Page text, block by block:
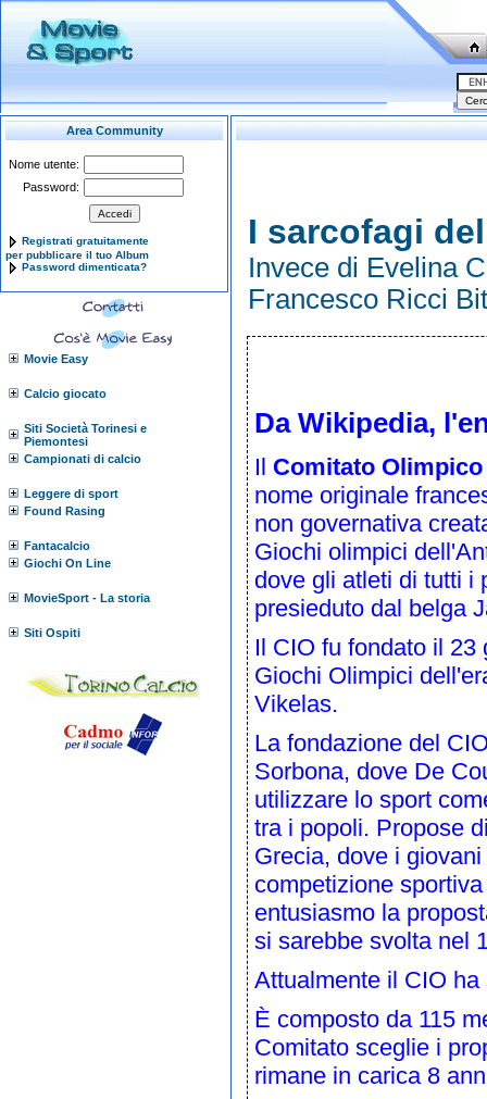
Area Community
Nome utente:
Password:
Registrati gratuitamente
per pubblicare il tuo Album
Password dimenticata?
Movie Easy
Calcio giocato
Siti Società Torinesi e
Piemontesi
Campionati di calcio
Leggere di sport
Found Rasing
Fantacalcio
Giochi On Line
MovieSport - La storia
Siti Ospiti
I sarcofagi
Invece di Evelina
Francesco Ricci
Da Wikipedia,
Il Comitato
nome originale
non governativa
Giochi olimpici dell'
dove gli atleti di tutti i
presieduto dal belga
Il CIO fu fondato il 23
Giochi Olimpici
Vikelas.
La fondazione del
Sorbona, dove De
utilizzare lo sport
tra i popoli. Propose
Grecia, dove i
competizione
entusiasmo la
si sarebbe svolta nel
Attualmente il CIO
È composto da 115
Comitato sceglie i
rimane in carica 8